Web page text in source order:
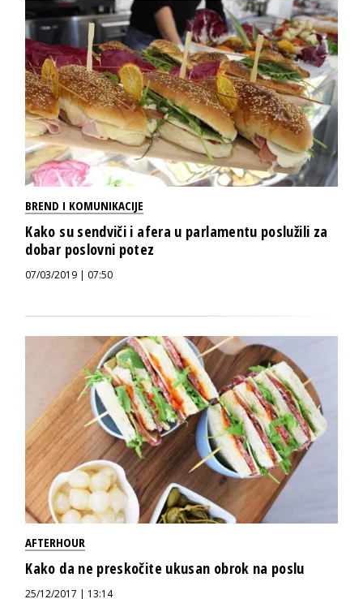
BREND I KOMUNIKACIJE
Kako su sendviči i afera u parlamentu poslužili za
dobar poslovni potez
07/03/2019 | 07:50
AFTERHOUR
Kako da ne preskočite ukusan obrok na poslu
25/12/2017 | 13:14